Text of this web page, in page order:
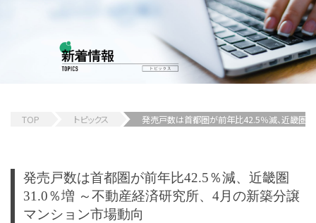
TOP トピックス 発売戸数は首都圏が前年比42.5％減、近畿圏
発売戸数は首都圏が前年比42.5％減、近畿圏
31.0％増 ～不動産経済研究所、4月の新築分譲
マンション市場動向